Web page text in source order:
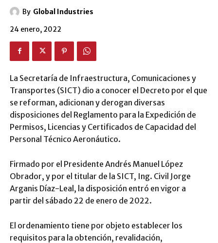
By Global Industries
24 enero, 2022
La Secretaría de Infraestructura, Comunicaciones y
Transportes (SICT) dio a conocer el Decreto por el que
se reforman, adicionan y derogan diversas
disposiciones del Reglamento para la Expedición de
Permisos, Licencias y Certificados de Capacidad del
Personal Técnico Aeronáutico.
Firmado por el Presidente Andrés Manuel López
Obrador, y por el titular de la SICT, Ing. Civil Jorge
Arganis Díaz-Leal, la disposición entró en vigor a
partir del sábado 22 de enero de 2022.
El ordenamiento tiene por objeto establecer los
requisitos para la obtención, revalidación,